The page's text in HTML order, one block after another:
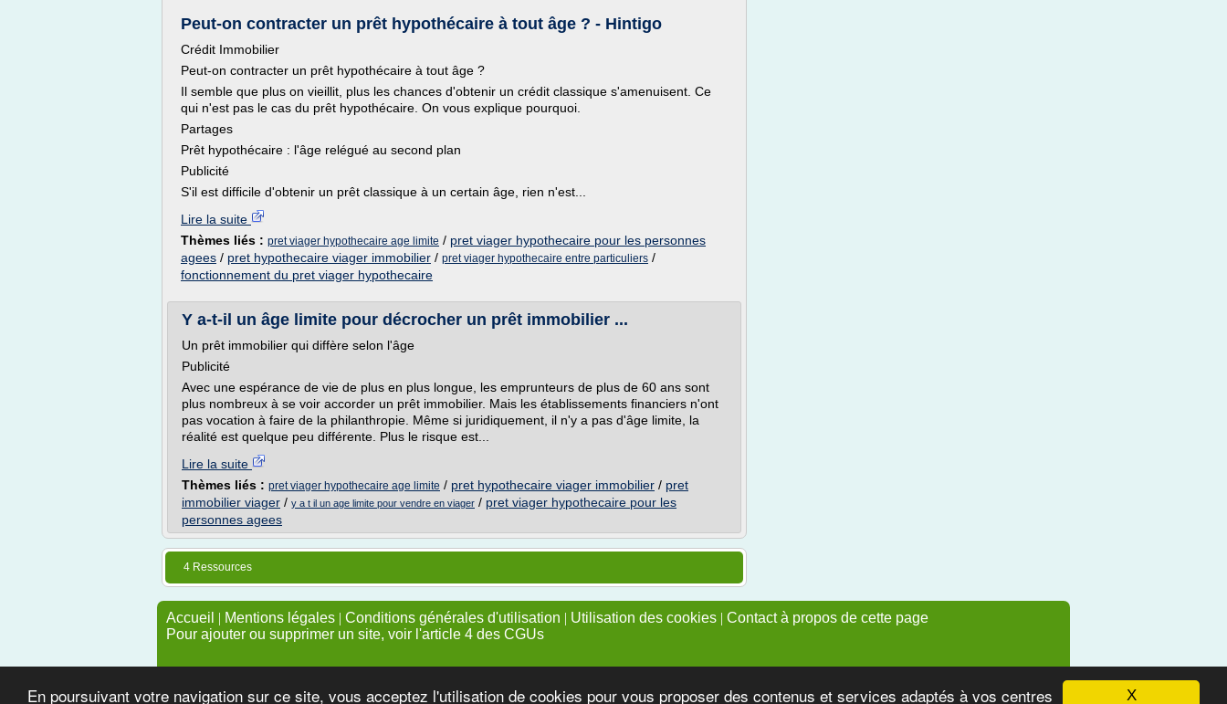
X
En poursuivant votre navigation sur ce site, vous acceptez l'utilisation de cookies pour vous proposer des contenus et services adaptés à vos centres
Peut-on contracter un prêt hypothécaire à tout âge ? - Hintigo
Crédit Immobilier
Peut-on contracter un prêt hypothécaire à tout âge ?
Il semble que plus on vieillit, plus les chances d'obtenir un crédit classique s'amenuisent. Ce
qui n'est pas le cas du prêt hypothécaire. On vous explique pourquoi.
Partages
Prêt hypothécaire : l'âge relégué au second plan
Publicité
S'il est difficile d'obtenir un prêt classique à un certain âge, rien n'est...
Lire la suite
Thèmes liés : pret viager hypothecaire age limite / pret viager hypothecaire pour les personnes
agees / pret hypothecaire viager immobilier / pret viager hypothecaire entre particuliers /
fonctionnement du pret viager hypothecaire
Y a-t-il un âge limite pour décrocher un prêt immobilier ...
Un prêt immobilier qui diffère selon l'âge
Publicité
Avec une espérance de vie de plus en plus longue, les emprunteurs de plus de 60 ans sont
plus nombreux à se voir accorder un prêt immobilier. Mais les établissements financiers n'ont
pas vocation à faire de la philanthropie. Même si juridiquement, il n'y a pas d'âge limite, la
réalité est quelque peu différente. Plus le risque est...
Lire la suite
Thèmes liés : pret viager hypothecaire age limite / pret hypothecaire viager immobilier / pret
immobilier viager / y a t il un age limite pour vendre en viager / pret viager hypothecaire pour les
personnes agees
4 Ressources
Accueil | Mentions légales | Conditions générales d'utilisation | Utilisation des cookies | Contact à propos de cette page
Pour ajouter ou supprimer un site, voir l'article 4 des CGUs